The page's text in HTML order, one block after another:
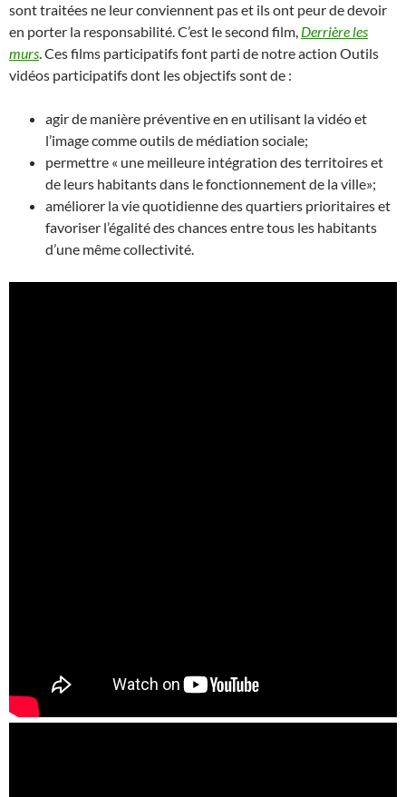
sont traitées ne leur conviennent pas et ils ont peur de devoir
en porter la responsabilité. C’est le second film, Derrière les
murs.Ces films participatifs font parti de notre action Outils
vidéos participatifs dont les objectifs sont de :
agir de manière préventive en en utilisant la vidéo et
l’image comme outils de médiation sociale;
permettre « une meilleure intégration des territoires et
de leurs habitants dans le fonctionnement de la ville»;
améliorer la vie quotidienne des quartiers prioritaires et
favoriser l’égalité des chances entre tous les habitants
d’une même collectivité.